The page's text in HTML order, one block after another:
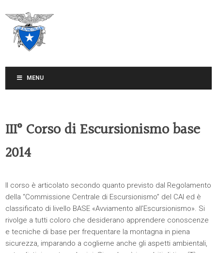
MENU
III° Corso di Escursionismo base
2014
Il corso è articolato secondo quanto previsto dal Regolamento
della “Commissione Centrale di Escursionismo” del CAI ed è
classificato di livello BASE «Avviamento all’Escursionismo». Si
rivolge a tutti coloro che desiderano apprendere conoscenze
e tecniche di base per frequentare la montagna in piena
sicurezza, imparando a coglierne anche gli aspetti ambientali,